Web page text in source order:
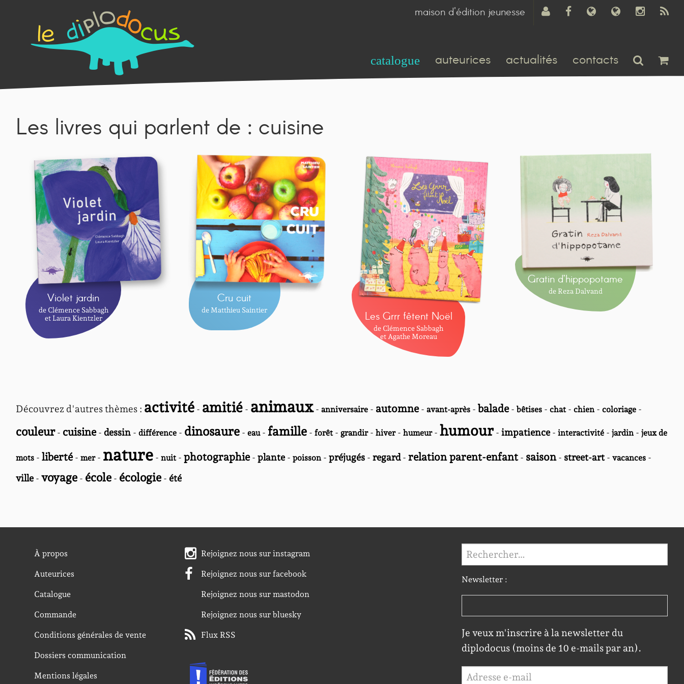
maison d'édition jeunesse
catalogue auteurices actualités contacts
Les livres qui parlent de : cuisine
Violet jardin
de Clémence Sabbagh
et Laura Kientzler
Cru cuit
de Matthieu Saintier Les Grrr fêtent Noël
de Clémence Sabbagh
et Agathe Moreau
Gratin d’hippopotame
de Reza Dalvand
Découvrez d'autres thèmes : activité - amitié - animaux- anniversaire - automne- avant-après - balade- bêtises - chat- chien- coloriage -
couleur- cuisine- dessin - différence - dinosaure - eau- famille - forêt- grandir- hiver- humeur- humour- impatience- interactivité - jardin- jeux de
mots - liberté- mer- nature - nuit- photographie- plante- poisson- préjugés - regard- relation parent-enfant- saison- street-art- vacances -
ville- voyage - école - écologie - été
À propos
Auteurices
Catalogue
Commande
Conditions générales de vente
Dossiers communication
Mentions légales
Rejoignez nous sur instagram
Rejoignez nous sur facebook
Rejoignez nous sur mastodon
Rejoignez nous sur bluesky
Flux RSS
Rechercher :
Newsletter :
Je veux m'inscrire à la newsletter du
diplodocus (moins de 10 e-mails par an).